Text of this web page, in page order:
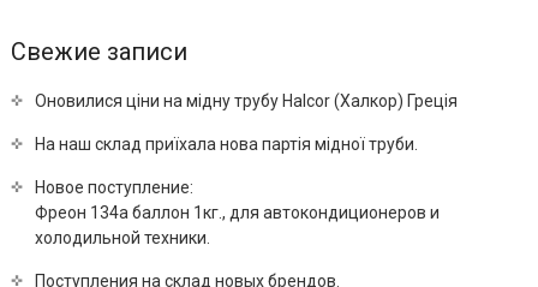
Свежие записи
Оновилися ціни на мідну трубу Halcor (Халкор) Греція
На наш склад приїхала нова партія мідної труби.
Новое поступление:
Фреон 134a баллон 1кг., для автокондиционеров и
холодильной техники.
Поступления на склад новых брендов.